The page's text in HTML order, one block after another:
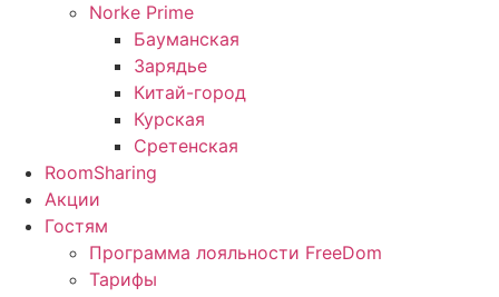
Norke Prime
Бауманская
Зарядье
Китай-город
Курская
Сретенская
RoomSharing
Акции
Гостям
Программа лояльности FreeDom
Тарифы